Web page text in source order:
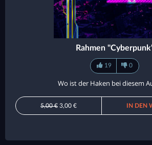
Rahmen
19 0
Wo ist der Haken bei diesem
5,00 € 3,00 € IN DEN